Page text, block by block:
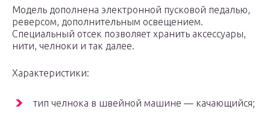
Модель дополнена электронной пусковой педалью,
реверсом, дополнительным освещением.
Специальный отсек позволяет хранить аксессуары,
нити, челноки и так далее.
Характеристики:
тип челнока в швейной машине — качающийся;